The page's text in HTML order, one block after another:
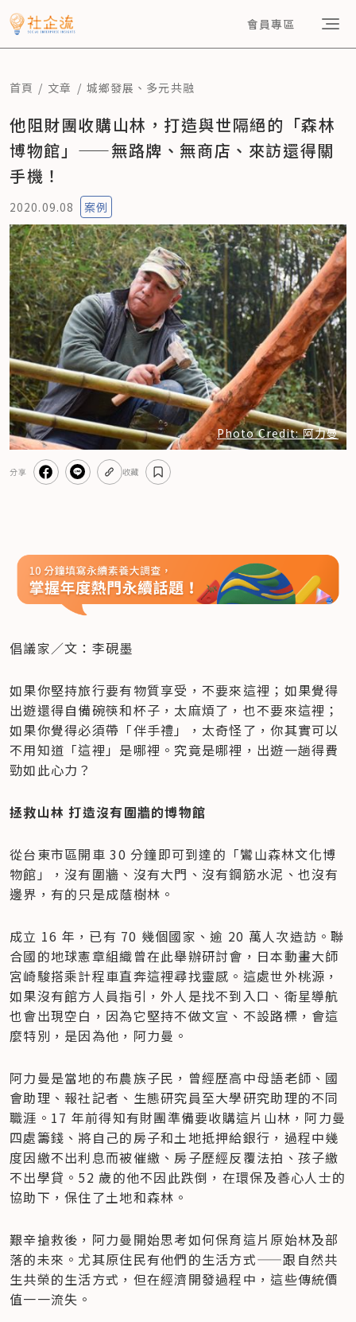
會員專區
首頁 文章 城鄉發展 、 多元共融
他阻財團收購山林，打造與世隔絕的「森林
博物館」——無路牌、無商店、來訪還得關
手機！
2020.09.08 案例
Photo Credit: 阿力曼
分享 收藏
倡議家／文：李硯墨
如果你堅持旅行要有物質享受，不要來這裡；如果覺得
出遊還得自備碗筷和杯子，太麻煩了，也不要來這裡；
如果你覺得必須帶「伴手禮」，太奇怪了，你其實可以
不用知道「這裡」是哪裡。究竟是哪裡，出遊一趟得費
勁如此心力？
拯救山林 打造沒有圍牆的博物館
從台東市區開車 30 分鐘即可到達的「鸞山森林文化博
物館」，沒有圍牆、沒有大門、沒有鋼筋水泥、也沒有
邊界，有的只是成蔭樹林。
成立 16 年，已有 70 幾個國家、逾 20 萬人次造訪。聯
合國的地球憲章組織曾在此舉辦研討會，日本動畫大師
宮崎駿搭乘計程車直奔這裡尋找靈感。這處世外桃源，
如果沒有館方人員指引，外人是找不到入口、衛星導航
也會出現空白，因為它堅持不做文宣、不設路標，會這
麼特別，是因為他，阿力曼。
阿力曼是當地的布農族子民，曾經歷高中母語老師、國
會助理、報社記者、生態研究員至大學研究助理的不同
職涯。17 年前得知有財團準備要收購這片山林，阿力曼
四處籌錢、將自己的房子和土地抵押給銀行，過程中幾
度因繳不出利息而被催繳、房子歷經反覆法拍、孩子繳
不出學貸。52 歲的他不因此跌倒，在環保及善心人士的
協助下，保住了土地和森林。
艱辛搶救後，阿力曼開始思考如何保育這片原始林及部
落的未來。尤其原住民有他們的生活方式——跟自然共
生共榮的生活方式，但在經濟開發過程中，這些傳統價
值一一流失。